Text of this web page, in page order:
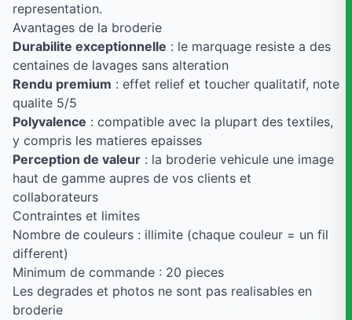
representation.
Avantages de la broderie
Durabilite exceptionnelle : le marquage resiste a des
centaines de lavages sans alteration
Rendu premium : effet relief et toucher qualitatif, note
qualite 5/5
Polyvalence : compatible avec la plupart des textiles,
y compris les matieres epaisses
Perception de valeur : la broderie vehicule une image
haut de gamme aupres de vos clients et
collaborateurs
Contraintes et limites
Nombre de couleurs : illimite (chaque couleur = un fil
different)
Minimum de commande : 20 pieces
Les degrades et photos ne sont pas realisables en
broderie